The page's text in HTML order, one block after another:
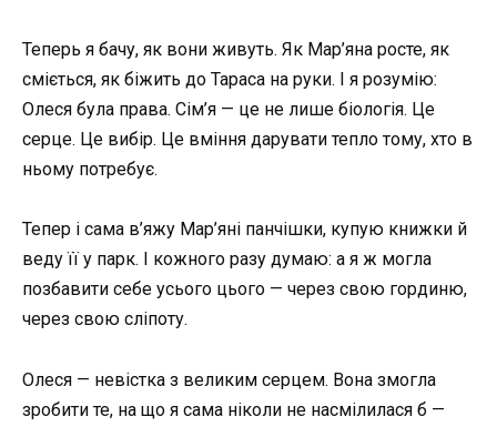
Теперь я бачу, як вони живуть. Як Мар’яна росте, як
сміється, як біжить до Тараса на руки. І я розумію:
Олеся була права. Сім’я — це не лише біологія. Це
серце. Це вибір. Це вміння дарувати тепло тому, хто в
ньому потребує.
Тепер і сама в’яжу Мар’яні панчішки, купую книжки й
веду її у парк. І кожного разу думаю: а я ж могла
позбавити себе усього цього — через свою гординю,
через свою сліпоту.
Олеся — невістка з великим серцем. Вона змогла
зробити те, на що я сама ніколи не насмілилася б —